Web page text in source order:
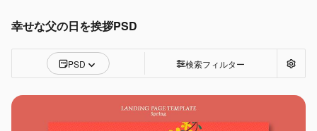
幸せな父の日を挨拶PSD
PSD 検索フィルター